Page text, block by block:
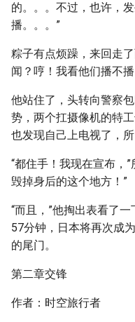
的。。。不过，也许，
播。。。”
粽子有点烦躁，来回走
闻？哼！我看他们播不播
他站住了，头转向警察
势，两个扛摄像机的特
也发现自己上电视了，所
“都住手！我现在宣布，
毁掉身后的这个地方！”
“而且，”他掏出表看了
57分钟，日本将再次成
的尾门。
第二章交锋
作者：时空旅行者